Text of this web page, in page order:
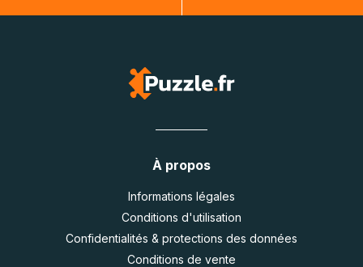
À propos
Informations légales
Conditions d'utilisation
Confidentialités & protections des données
Conditions de vente